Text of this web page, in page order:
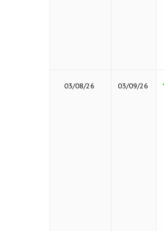
03/08/26 03/09/26